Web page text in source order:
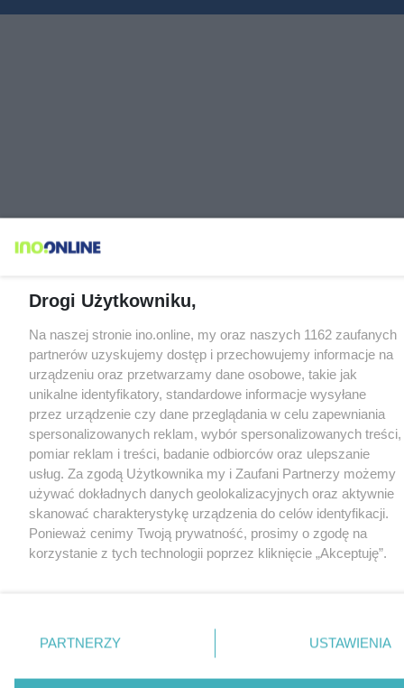
Drogi Użytkowniku,
Na naszej stronie ino.online, my oraz naszych 1162 zaufanych
partnerów uzyskujemy dostęp i przechowujemy informacje na
urządzeniu oraz przetwarzamy dane osobowe, takie jak
unikalne identyfikatory, standardowe informacje wysyłane
przez urządzenie czy dane przeglądania w celu zapewniania
spersonalizowanych reklam, wybór spersonalizowanych treści,
pomiar reklam i treści, badanie odbiorców oraz ulepszanie
usług. Za zgodą Użytkownika my i Zaufani Partnerzy możemy
używać dokładnych danych geolokalizacyjnych oraz aktywnie
skanować charakterystykę urządzenia do celów identyfikacji.
Ponieważ cenimy Twoją prywatność, prosimy o zgodę na
korzystanie z tych technologii poprzez kliknięcie „Akceptuję”.
nie wymagają zgody użytkownika, ale masz prawo sprzeciwić
się takiemu przetwarzaniu. Preferencje będą miały
PARTNERZY USTAWIENIA